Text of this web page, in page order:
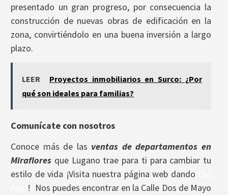
presentado un gran progreso, por consecuencia la
construcción de nuevas obras de edificación en la
zona, convirtiéndolo en una buena inversión a largo
plazo.
LEER
Proyectos inmobiliarios en Surco: ¿Por
qué son ideales para familias?
Comunícate con nosotros
Conoce más de las ventas de departamentos en
Miraflores que Lugano trae para ti para cambiar tu
estilo de vida ¡Visita nuestra página web dando
! Nos puedes encontrar en la Calle Dos de Mayo